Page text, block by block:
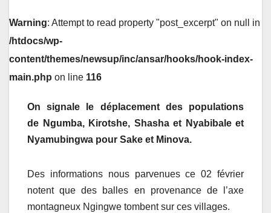
Warning: Attempt to read property "post_excerpt" on null in
/htdocs/wp-
content/themes/newsup/inc/ansar/hooks/hook-index-
main.php on line 116
On signale le déplacement des populations
de Ngumba,Kirotshe, Shasha et Nyabibale et
Nyamubingwa pour Sake et Minova.
Des informations nous parvenues ce 02 février
notent que des balles en provenance de l’axe
montagneux Ngingwe tombent sur ces villages.